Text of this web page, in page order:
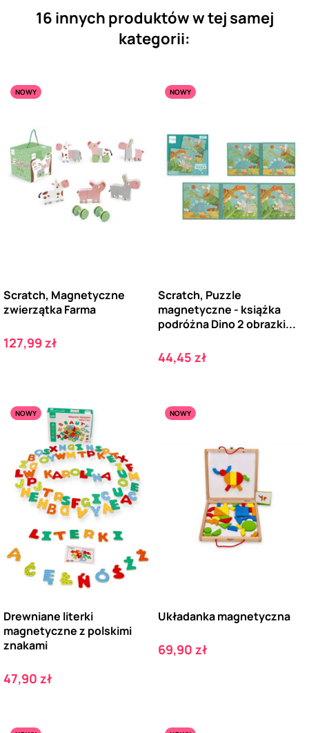
16 innych produktów w tej samej
kategorii:
NOWY
Scratch, Magnetyczne
zwierzątka Farma
Cena
127,99 zł
NOWY
Scratch, Puzzle
magnetyczne - książka
podróżna Dino 2 obrazki...
Cena
44,45 zł
NOWY
Drewniane literki
magnetyczne z polskimi
znakami
Cena
47,90 zł
NOWY
Układanka magnetyczna
Cena
69,90 zł